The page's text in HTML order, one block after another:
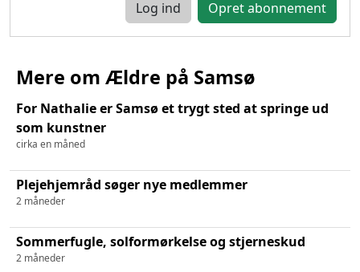
Log ind
Mere om Ældre på Samsø
For Nathalie er Samsø et trygt sted at springe ud
som kunstner
cirka en måned
Plejehjemråd søger nye medlemmer
2 måneder
Sommerfugle, solformørkelse og stjerneskud
2 måneder